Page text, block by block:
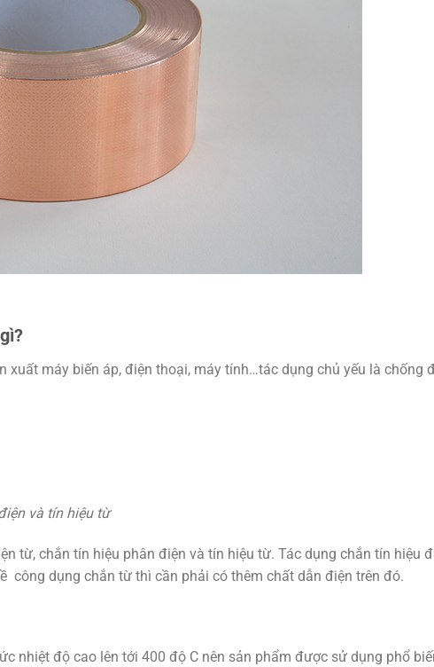
xuất máy biến áp, điện thoại, máy tính…tác dụng chủ yếu là chống
và tín hiệu từ
từ, chắn tín hiệu phân điện và tín hiệu từ. Tác dụng chắn tín hiệu
công dụng chắn từ thì cần phải có thêm chất dẫn điện trên đó.
nhiệt độ cao lên tới 400 độ C nên sản phẩm được sử dụng phổ